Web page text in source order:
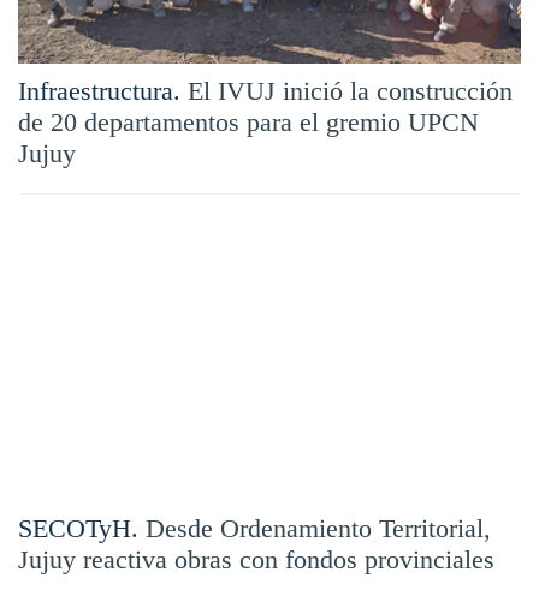
Infraestructura. El IVUJ inició la construcción
de 20 departamentos para el gremio UPCN
Jujuy
SECOTyH. Desde Ordenamiento Territorial,
Jujuy reactiva obras con fondos provinciales